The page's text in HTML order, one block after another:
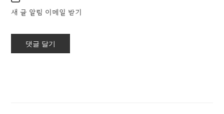
새 글 알림 이메일 받기